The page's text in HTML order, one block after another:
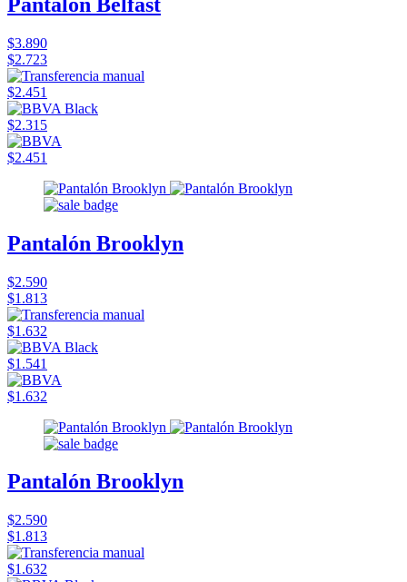
$3.890
$2.723
$2.451
$2.315
$2.451
Pantalón Brooklyn
$2.590
$1.813
$1.632
$1.541
$1.632
Pantalón Brooklyn
$2.590
$1.813
$1.632